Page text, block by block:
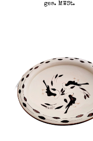
ges. MWSt.